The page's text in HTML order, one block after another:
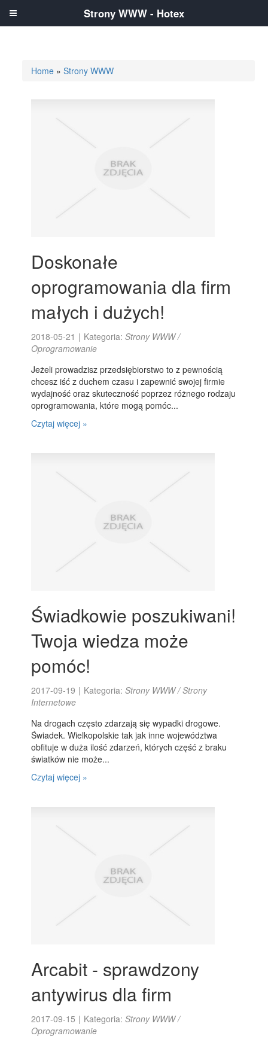
Home »Strony WWW
Doskonałe
oprogramowania dla firm
małych i dużych!
2018-05-21 | Kategoria:Strony WWW /
Oprogramowanie
Jeżeli prowadzisz przedsiębiorstwo to z pewnością
chcesz iść z duchem czasu i zapewnić swojej firmie
wydajność oraz skuteczność poprzez różnego rodzaju
oprogramowania, które mogą pomóc...
Czytaj więcej »
Świadkowie poszukiwani!
Twoja wiedza może
pomóc!
2017-09-19 | Kategoria:Strony WWW / Strony
Internetowe
Na drogach często zdarzają się wypadki drogowe.
Świadek. Wielkopolskie tak jak inne województwa
obfituje w duża ilość zdarzeń, których część z braku
światków nie może...
Czytaj więcej »
Arcabit - sprawdzony
antywirus dla firm
2017-09-15 | Kategoria:Strony WWW /
Oprogramowanie
Strony WWW - Hotex